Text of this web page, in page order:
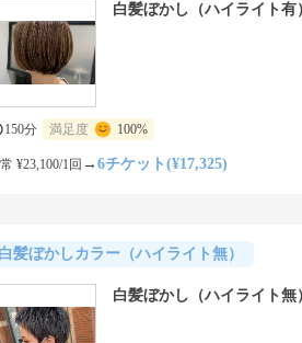
白髪ぼかし（ハイライト有
150分 満足度 100%
¥23,100/1回 → 6チケット(¥17,325)
髪ぼかしカラー（ハイライト無）
白髪ぼかし（ハイライト無